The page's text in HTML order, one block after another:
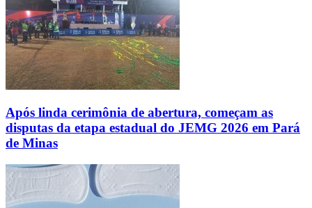
Após linda cerimônia de abertura, começam as
disputas da etapa estadual do JEMG 2026 em Pará
de Minas